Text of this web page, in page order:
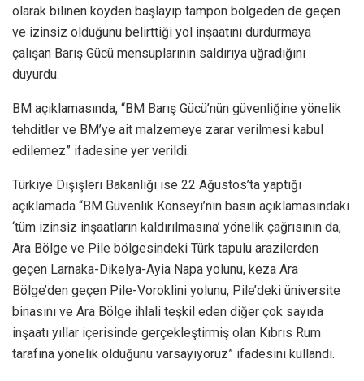
olarak bilinen köyden başlayıp tampon bölgeden de geçen
ve izinsiz olduğunu belirttiği yol inşaatını durdurmaya
çalışan Barış Gücü mensuplarının saldırıya uğradığını
duyurdu.
BM açıklamasında, “BM Barış Gücü’nün güvenliğine yönelik
tehditler ve BM’ye ait malzemeye zarar verilmesi kabul
edilemez” ifadesine yer verildi.
Türkiye Dışişleri Bakanlığı ise 22 Ağustos’ta yaptığı
açıklamada “BM Güvenlik Konseyi’nin basın açıklamasındaki
‘tüm izinsiz inşaatların kaldırılmasına’ yönelik çağrısının da,
Ara Bölge ve Pile bölgesindeki Türk tapulu arazilerden
geçen Larnaka-Dikelya-Ayia Napa yolunu, keza Ara
Bölge’den geçen Pile-Voroklini yolunu, Pile’deki üniversite
binasını ve Ara Bölge ihlali teşkil eden diğer çok sayıda
inşaatı yıllar içerisinde gerçekleştirmiş olan Kıbrıs Rum
tarafına yönelik olduğunu varsayıyoruz” ifadesini kullandı.